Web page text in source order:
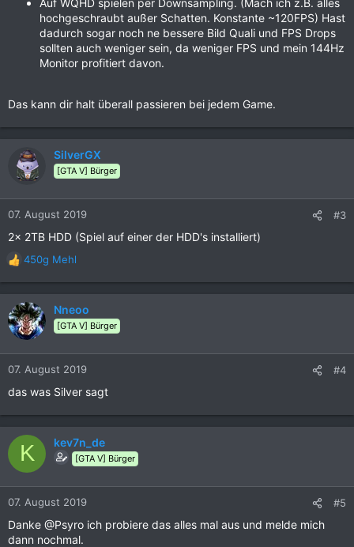
hochgeschraubt außer Schatten. Konstante ~120FPS) Hast
dadurch sogar noch ne bessere Bild Quali und FPS Drops
sollten auch weniger sein, da weniger FPS und mein 144Hz
Monitor profitiert davon.
Das kann dir halt überall passieren bei jedem Game.
SilverGX
[GTA V] Bürger
07. August 2019 #3
2x 2TB HDD (Spiel auf einer der HDD's installiert)
R
a
k
t
n
n
450g Mehl
Nneoo
[GTA V] Bürger
07. August 2019 #4
das was Silver sagt
K kev7n_de
[GTA V] Bürger
07. August 2019 #5
Danke @Psyro ich probiere das alles mal aus und melde mich
dann nochmal.